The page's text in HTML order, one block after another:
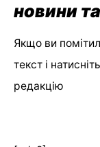
новини та
Якщо ви
текст і
редакцію